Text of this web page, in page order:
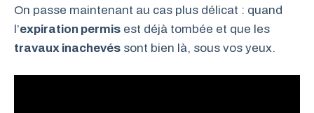
On passe maintenant au cas plus délicat : quand
l’expiration permis est déjà tombée et que les
travaux inachevés sont bien là, sous vos yeux.